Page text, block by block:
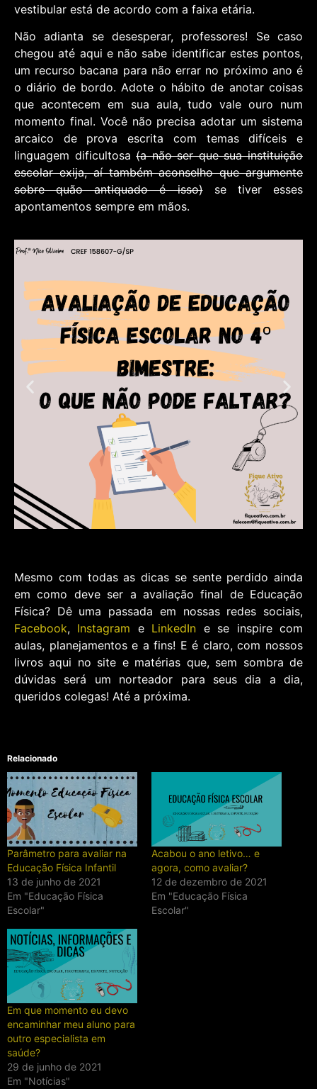
vestibular está de acordo com a faixa etária.
Não adianta se desesperar, professores! Se caso
chegou até aqui e não sabe identificar estes pontos,
um recurso bacana para não errar no próximo ano é
o diário de bordo. Adote o hábito de anotar coisas
que acontecem em sua aula, tudo vale ouro num
momento final. Você não precisa adotar um sistema
arcaico de prova escrita com temas difíceis e
linguagem dificultosa(a não ser que sua instituição
escolar exija, aí também aconselho que argumente
sobre quão antiquado é isso)se tiver esses
apontamentos sempre em mãos.
Mesmo com todas as dicas se sente perdido ainda
em como deve ser a avaliação final de Educação
Física? Dê uma passada em nossas redes sociais,
Facebook, Instagram e LinkedIn e se inspire com
aulas, planejamentos e a fins! E é claro, com nossos
livros aqui no site e matérias que, sem sombra de
dúvidas será um norteador para seus dia a dia,
queridos colegas! Até a próxima.
Relacionado
Parâmetro para avaliar na
Educação Física Infantil
13 de junho de 2021
Em "Educação Física
Escolar"
Acabou o ano letivo… e
agora, como avaliar?
12 de dezembro de 2021
Em "Educação Física
Escolar"
Em que momento eu devo
encaminhar meu aluno para
outro especialista em
saúde?
29 de junho de 2021
Em "Notícias"